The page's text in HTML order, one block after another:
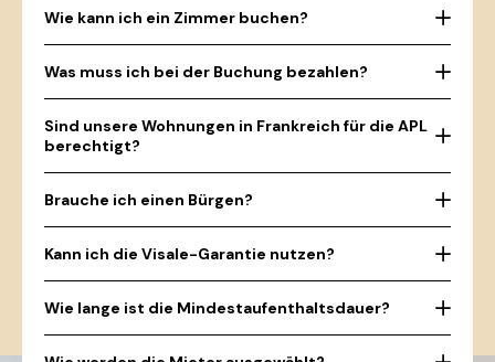
Wie kann ich ein Zimmer buchen?
Was muss ich bei der Buchung bezahlen?
Sind unsere Wohnungen in Frankreich für die APL
berechtigt?
Brauche ich einen Bürgen?
Kann ich die Visale-Garantie nutzen?
Wie lange ist die Mindestaufenthaltsdauer?